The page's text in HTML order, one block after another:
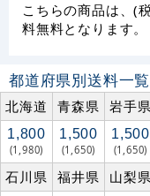
こちらの商品は、(
料無料となります。
都道府県別送料一
北海道
青森県 岩手県
1,800
(1,980)
1,500
(1,650)
1,500
(1,650)
石川県 福井県 山梨県